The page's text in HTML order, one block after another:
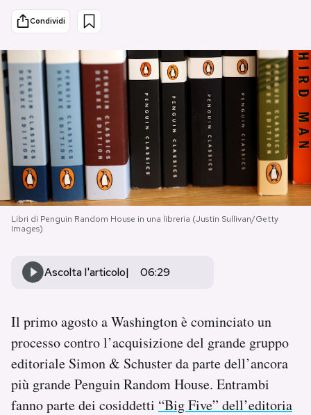
Economia
Sport
PODCAST
NEWSLETTER
I MIEI PREFERITI
SHOP
CALENDARIO
AREA PERSONALE
Newsletter
Notifiche mobile
Regala il Post
Condividi
Libri di Penguin Random House in una libreria (Justin Sullivan/Getty
Images)
Ascolta l'articolo 06:29
Il primo agosto a Washington è cominciato un
processo contro l’acquisizione del grande gruppo
editoriale Simon & Schuster da parte dell’ancora
più grande Penguin Random House. Entrambi
fanno parte dei cosiddetti “Big Five” dell’editoria